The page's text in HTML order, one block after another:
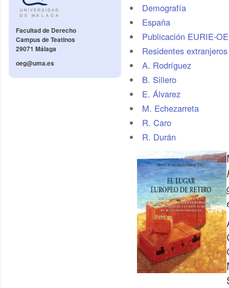
Facultad de Derecho
Campus de Teatinos
29071 Málaga
oeg@uma.es
Demografí­a
España
Publicación EURIE-
Residentes
A. Rodríguez
B. Sillero
E. Álvarez
M. Echezarreta
R. Caro
R. Durán